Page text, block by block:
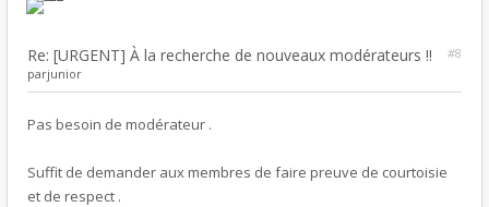
Re: [URGENT] À la recherche de nouveaux modérateurs !!
#8
parjunior
Pas besoin de modérateur .
Suffit de demander aux membres de faire preuve de courtoisie
et de respect .